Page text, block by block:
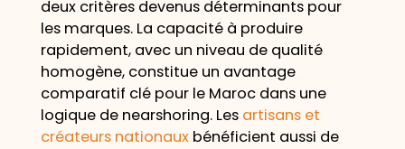
deux critères devenus déterminants pour
les marques. La capacité à produire
rapidement, avec un niveau de qualité
homogène, constitue un avantage
comparatif clé pour le Maroc dans une
logique de nearshoring. Les artisans et
créateurs nationauxbénéficient aussi de